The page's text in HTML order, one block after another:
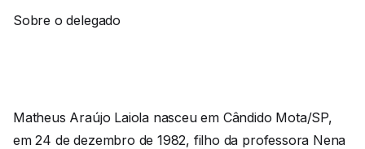
Sobre o delegado
Matheus Araújo Laiola nasceu em Cândido Mota/SP,
em 24 de dezembro de 1982, filho da professora Nena